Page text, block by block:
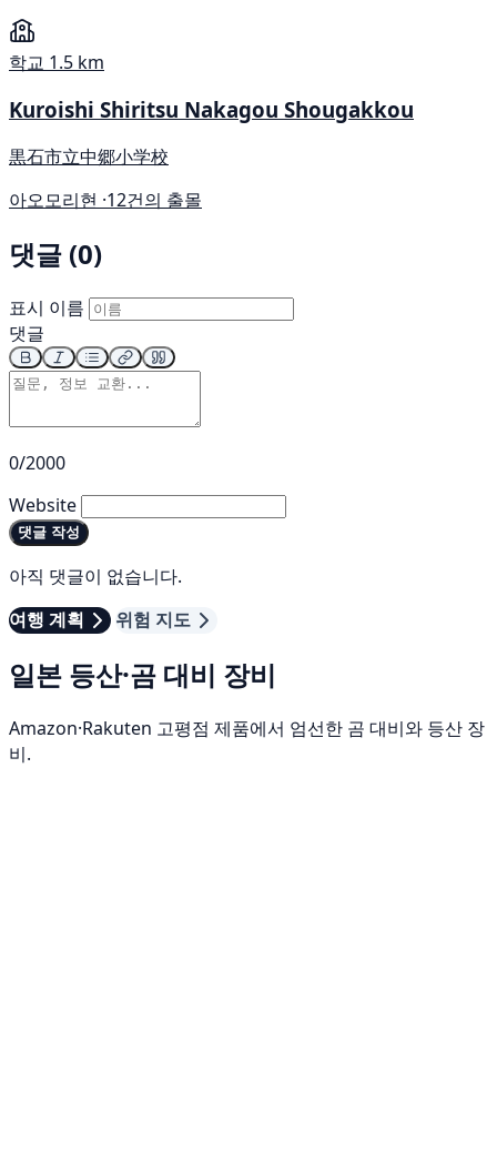
학교 1.5 km
Kuroishi Shiritsu Nakagou Shougakkou
黒石市立中郷小学校
아오모리현 ·12건의 출몰
댓글 (0)
표시 이름
댓글
0/2000
Website
댓글 작성
아직 댓글이 없습니다.
여행 계획
위험 지도
일본 등산·곰 대비 장비
Amazon·Rakuten 고평점 제품에서 엄선한 곰 대비와 등산 장
비.